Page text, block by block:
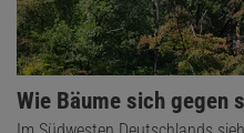
Wie Bäume sich gegen